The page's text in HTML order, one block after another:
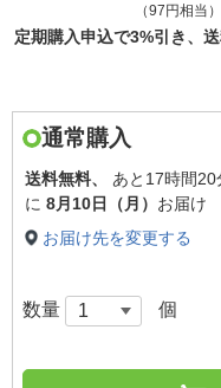
（97円相当）
定期購入申込で3%引き、
通常購入
送料無料、 あと 17時間20
に 8月10日（月） お届け
お届け先を変更する
数量 個